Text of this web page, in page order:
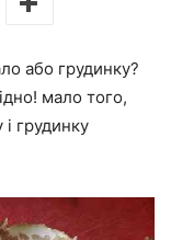
або грудинку?
мало того,
грудинку